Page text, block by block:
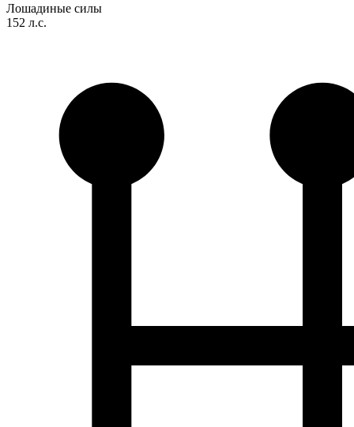
Лошадиные силы
152 л.с.